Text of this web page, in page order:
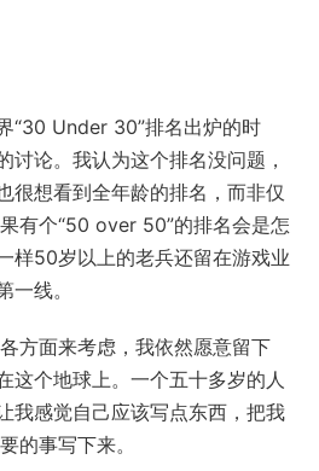
“30 Under 30”排名出炉的时
讨论。我认为这个排名没问题，
很想看到全年龄的排名，而非仅
有个“50 over 50”的排名会是怎
样50岁以上的老兵还留在游戏业
线。
方面来考虑，我依然愿意留下
这个地球上。一个五十多岁的人
我感觉自己应该写点东西，把我
的事写下来。